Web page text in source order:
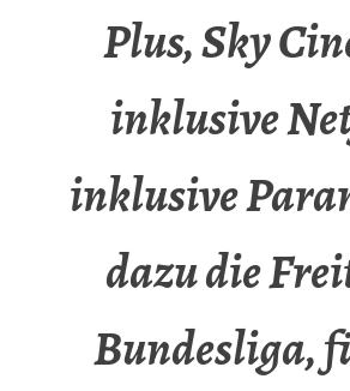
Plus, Sky
inklusive
inklusive
dazu die
Bundesliga,